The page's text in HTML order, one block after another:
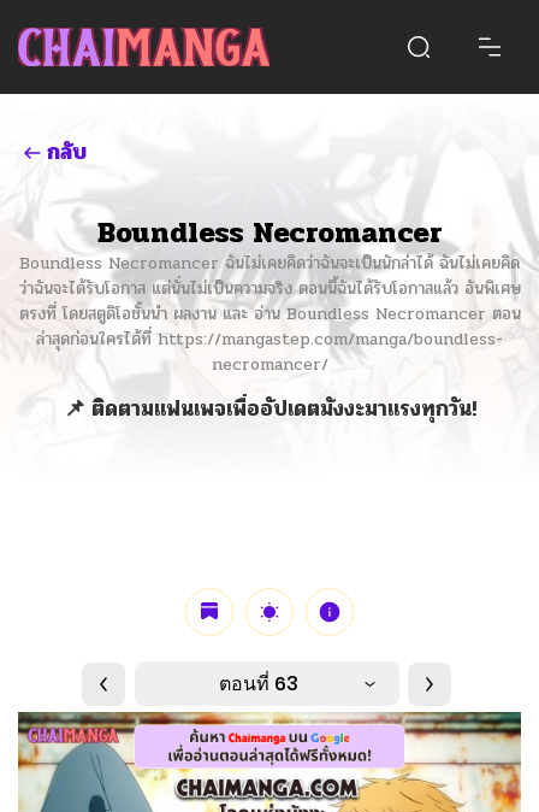
กลับ
Boundless Necromancer
Boundless Necromancer ฉันไม่เคยคิดว่าฉันจะเป็นนักล่าได้ ฉันไม่เคยคิด
ว่าฉันจะได้รับโอกาส แต่นั่นไม่เป็นความจริง ตอนนี้ฉันได้รับโอกาสแล้ว อันพิเศษ
ตรงที่ โดยสตูดิโอชั้นนำ ผลงาน และ อ่าน Boundless Necromancer ตอน
ล่าสุดก่อนใครได้ที่ https://mangastep.com/manga/boundless-
necromancer/
📌 ติดตามแฟนเพจเพื่ออัปเดตมังงะมาแรงทุกวัน!
ตอนที่ 63